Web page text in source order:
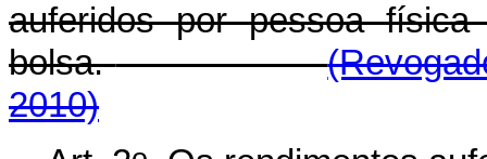
auferidos por pessoa
bolsa.
2010)